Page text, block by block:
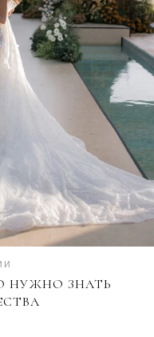
НУЖНО ЗНАТЬ